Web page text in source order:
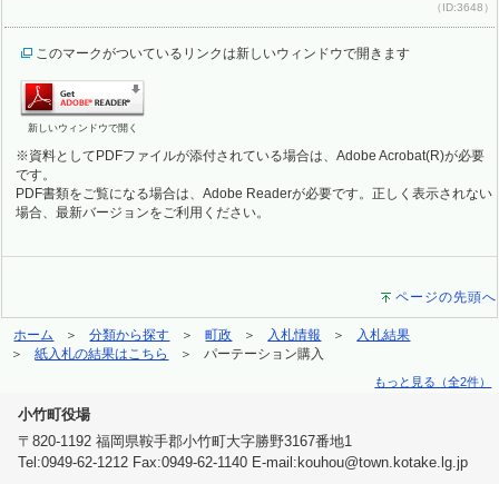
（ID:3648）
このマークがついているリンクは新しいウィンドウで開きます
新しいウィンドウで開く
※資料としてPDFファイルが添付されている場合は、Adobe Acrobat(R)が必要
です。
PDF書類をご覧になる場合は、Adobe Readerが必要です。正しく表示されない
場合、最新バージョンをご利用ください。
ページの先頭へ
ホーム 分類から探す 町政 入札情報
入札結果
紙入札の結果はこちら
パーテーション購入
もっと見る（全2件）
小竹町役場
〒820-1192 福岡県鞍手郡小竹町大字勝野3167番地1
Tel:0949-62-1212 Fax:0949-62-1140 E-mail:kouhou@town.kotake.lg.jp